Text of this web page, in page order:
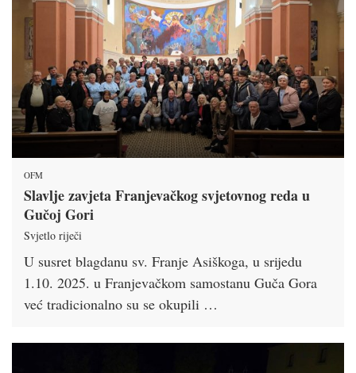
OFM
Slavlje zavjeta Franjevačkog svjetovnog reda u
Gučoj Gori
Svjetlo riječi
U susret blagdanu sv. Franje Asiškoga, u srijedu
1.10. 2025. u Franjevačkom samostanu Guča Gora
već tradicionalno su se okupili …